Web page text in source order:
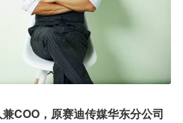
COO，原赛迪传媒华东分公司